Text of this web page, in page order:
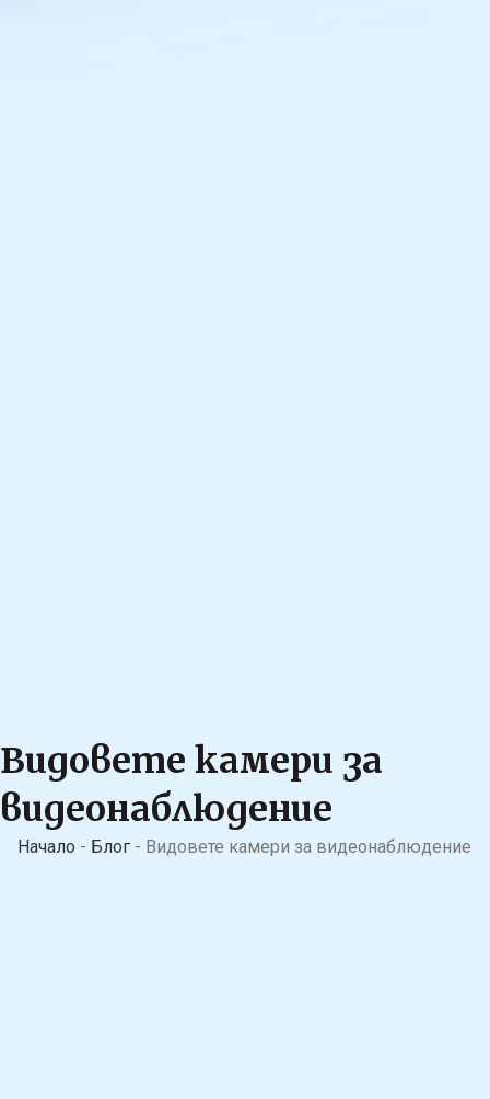
Видовете камери за
видеонаблюдение
Начало - Блог - Видовете камери за видеонаблюдение